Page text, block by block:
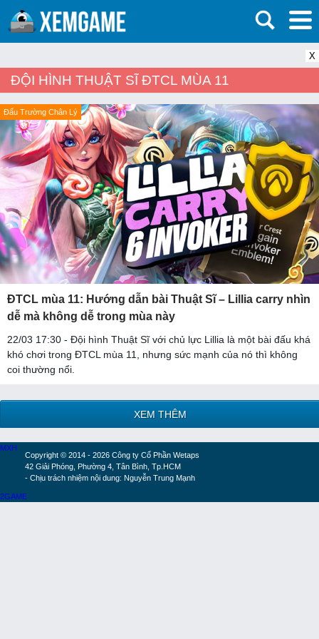
X
ĐỘI HÌNH THUẬT SĨ ĐTCL MÙA 11
Đấu Trường Chân Lý
ĐTCL mùa 11: Hướng dẫn bài Thuật Sĩ – Lillia carry nhìn
dễ mà không dễ trong mùa này
22/03 17:30 - Đội hình Thuật Sĩ với chủ lực Lillia là một bài đấu khá
khó chơi trong ĐTCL mùa 11, nhưng sức mạnh của nó thì không
coi thường nổi.
XEM THÊM
Copyright © 2014 - 2026 Công ty Cổ Phần Wetaps
42 Giải Phóng, Phường 4, Tân Bình, Tp.HCM
- Chịu trách nhiệm nội dung: Nguyễn Trung Mạnh
MXH
2GAME